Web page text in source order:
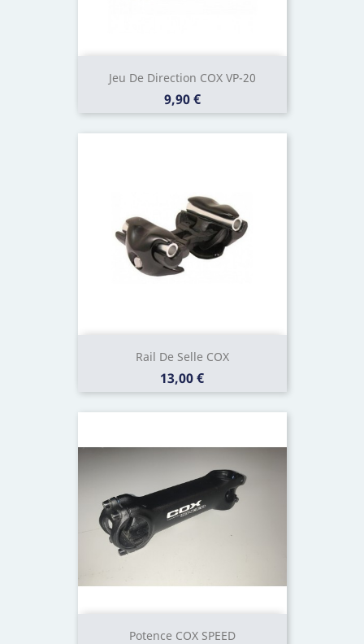
Jeu De Direction COX VP-20
Prix
9,90 €
Rail De Selle COX
Prix
13,00 €
Potence COX SPEED